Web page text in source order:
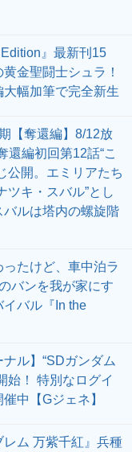
』最新刊15
金聖闘士シュラ！
幅加筆で完全新生
【奪還編】8/12放
還編初回第12話“こ
公開。エミリアたち
ツキ・スバル”とし
ルは塔内の螺旋階
ったけど、車中泊ラ
バンを我が家にす
イバル『In the
ナル】“SDガンダム
始！ 特別なログイ
中【Gジェネ】
レム 万紫千紅』兵種